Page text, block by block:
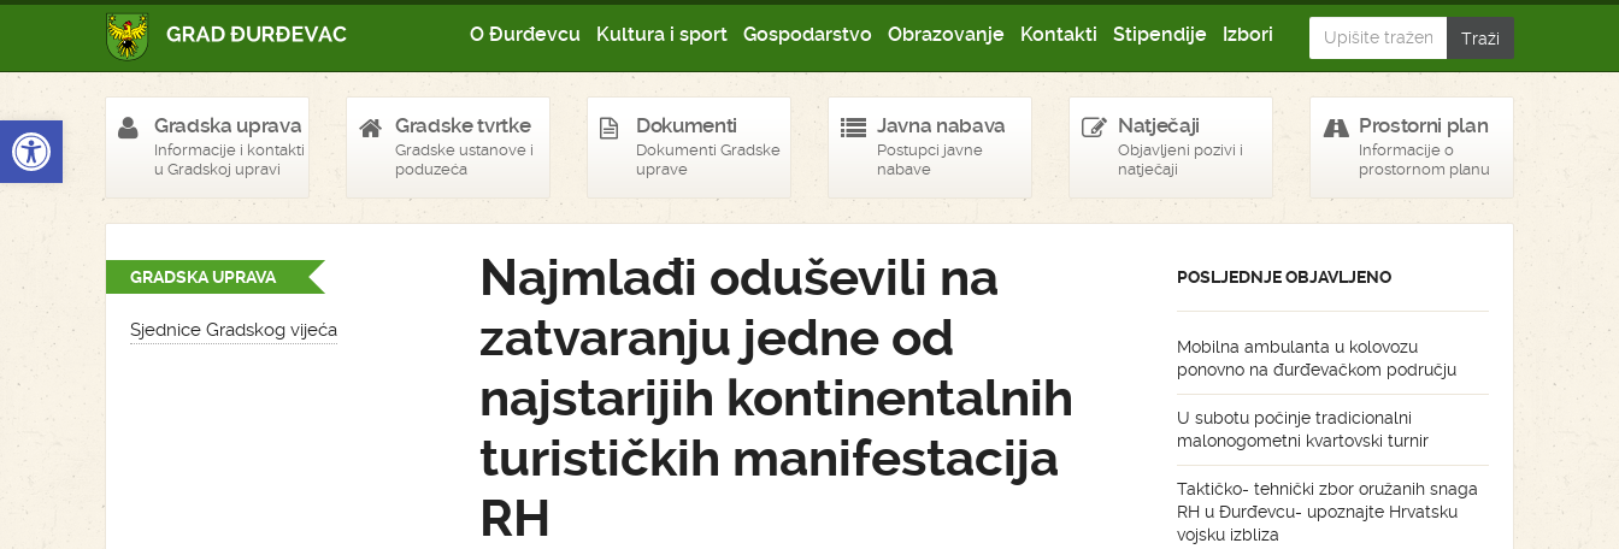
Open toolbar
O Đurđevcu Kultura i sport Gospodarstvo Obrazovanje Kontakti Stipendije Izbori
Gradska uprava
Informacije i kontakti
u Gradskoj upravi
Gradske tvrtke
Gradske ustanove i
poduzeća
Dokumenti
Dokumenti Gradske
uprave
Javna nabava
Postupci javne
nabave
Natječaji
Objavljeni pozivi i
natječaji
Prostorni plan
Informacije o
prostornom planu
GRADSKA UPRAVA
Sjednice Gradskog vijeća
Najmlađi oduševili na
zatvaranju jedne od
najstarijih kontinentalnih
turističkih manifestacija
RH
POSLJEDNJE OBJAVLJENO
Mobilna ambulanta u kolovozu
ponovno na đurđevačkom području
U subotu počinje tradicionalni
malonogometni kvartovski turnir
Taktičko- tehnički zbor oružanih snaga
RH u Đurđevcu- upoznajte Hrvatsku
vojsku izbliza